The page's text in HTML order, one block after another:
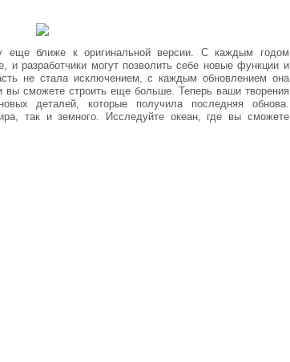
еще ближе к оригинальной версии. С каждым годом
и разработчики могут позволить себе новые функции и
не стала исключением, с каждым обновлением она
вы сможете строить еще больше. Теперь ваши творения
деталей, которые получила последняя обнова.
так и земного. Исследуйте океан, где вы сможете